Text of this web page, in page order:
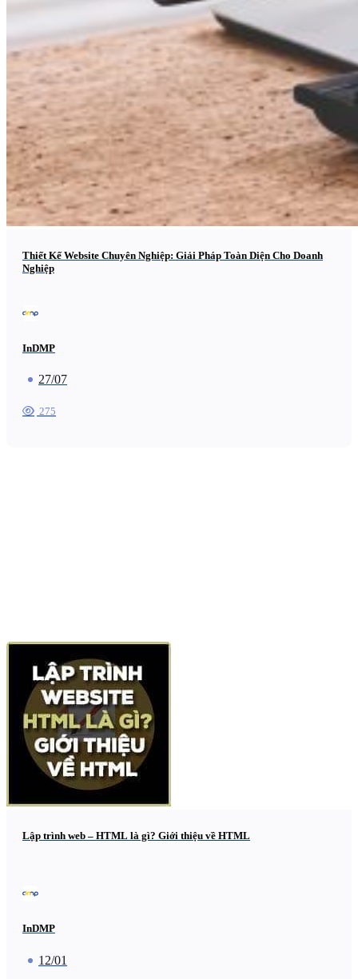
Thiết Kế Website Chuyên Nghiệp: Giải Pháp Toàn Diện Cho Doanh
Nghiệp
InDMP
27/07
275
Lập trình web – HTML là gì? Giới thiệu về HTML
InDMP
12/01